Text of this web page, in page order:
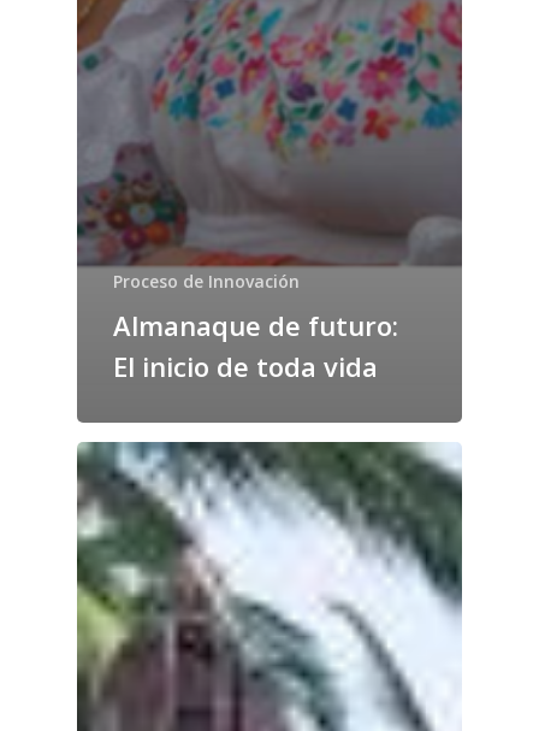
Proceso de Innovación
Almanaque de futuro:
El inicio de toda vida